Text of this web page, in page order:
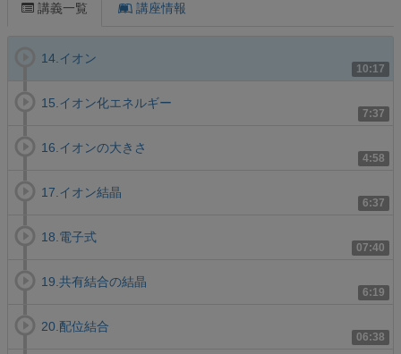
講義一覧 講座情報
10:17
14.イオン
7:37
15.イオン化エネルギー
4:58
16.イオンの大きさ
6:37
17.イオン結晶
07:40
18.電子式
6:19
19.共有結合の結晶
06:38
20.配位結合